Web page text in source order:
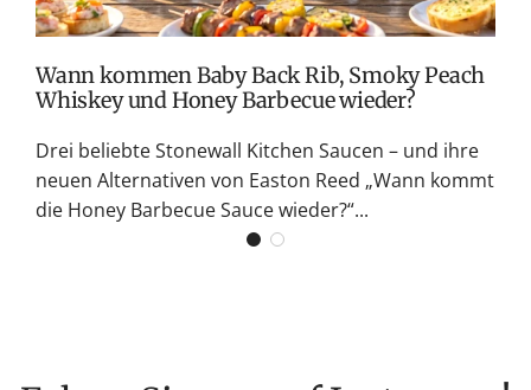
Wann kommen Baby Back Rib, Smoky Peach
Whiskey und Honey Barbecue wieder?
Drei beliebte Stonewall Kitchen Saucen – und ihre
neuen Alternativen von Easton Reed „Wann kommt
die Honey Barbecue Sauce wieder?“...